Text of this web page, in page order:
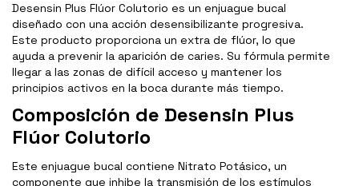
Desensin Plus Flúor Colutorio es un enjuague bucal
diseñado con una acción desensibilizante progresiva.
Este producto proporciona un extra de flúor, lo que
ayuda a prevenir la aparición de caries. Su fórmula permite
llegar a las zonas de difícil acceso y mantener los
principios activos en la boca durante más tiempo.
Composición de Desensin Plus
Flúor Colutorio
Este enjuague bucal contiene Nitrato Potásico, un
componente que inhibe la transmisión de los estímulos